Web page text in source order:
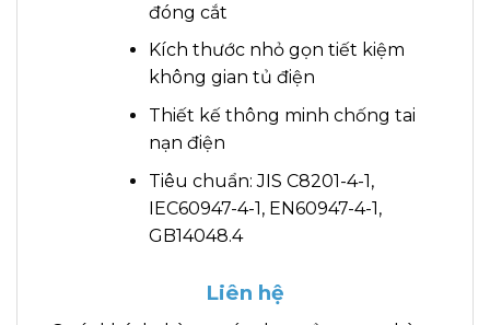
đóng cắt
Kích thước nhỏ gọn tiết kiệm
không gian tủ điện
Thiết kế thông minh chống tai
nạn điện
Tiêu chuẩn: JIS C8201-4-1,
IEC60947-4-1, EN60947-4-1,
GB14048.4
Liên hệ